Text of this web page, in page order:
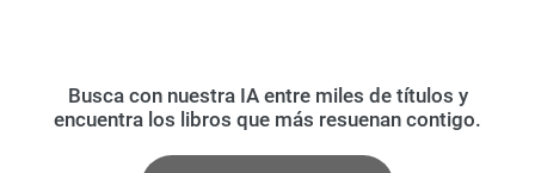
Busca con nuestra IA entre miles de títulos y
encuentra los libros que más resuenan contigo.